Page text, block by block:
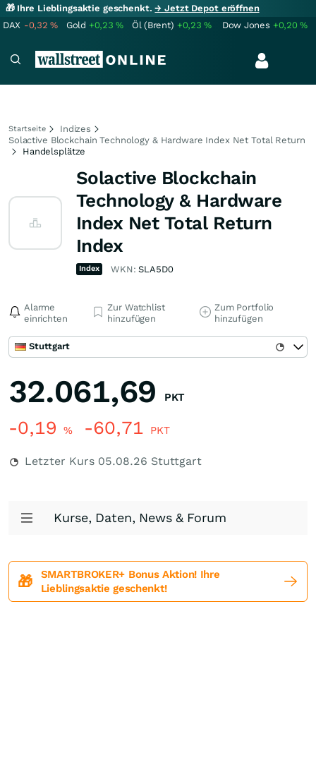
🎁 Ihre Lieblingsaktie geschenkt.→ Jetzt Depot eröffnen
DAX -0,32% Gold +0,23% Öl (Brent) +0,23% Dow Jones +0,20%
Startseite
Indizes
Solactive Blockchain Technology & Hardware Index Net Total Return
Handelsplätze
Solactive Blockchain
Technology & Hardware
Index Net Total Return
Index
Index WKN:SLA5D0
Alarme
einrichten
Zur Watchlist
hinzufügen
Zum Portfolio
hinzufügen
Stuttgart
32.061,69 PKT
-0,19 % -60,71 PKT
Letzter Kurs 05.08.26 Stuttgart
Kurse, Daten, News & Forum
🎁
SMARTBROKER+ Bonus Aktion! Ihre
Lieblingsaktie geschenkt!